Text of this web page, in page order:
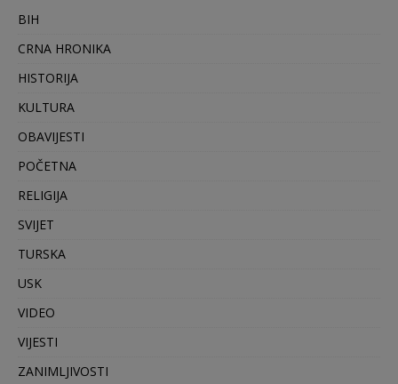
BIH
CRNA HRONIKA
HISTORIJA
KULTURA
OBAVIJESTI
POČETNA
RELIGIJA
SVIJET
TURSKA
USK
VIDEO
VIJESTI
ZANIMLJIVOSTI